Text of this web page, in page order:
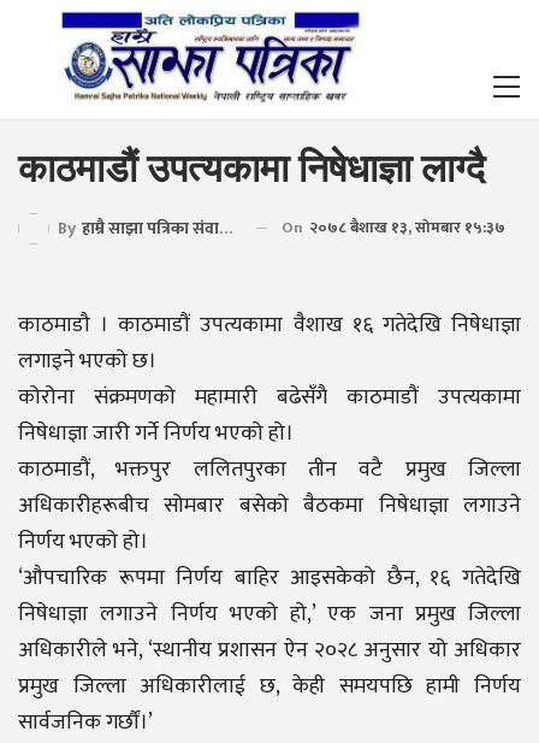
काठमाडौं उपत्यकामा निषेधाज्ञा लाग्दै
By हाम्रै साझा पत्रिका संवाददाता On २०७८ बैशाख १३, सोमबार १५:३७
काठमाडौ । काठमाडौं उपत्यकामा वैशाख १६ गतेदेखि निषेधाज्ञा
लगाइने भएको छ।
कोरोना संक्रमणको महामारी बढेसँगै काठमाडौं उपत्यकामा
निषेधाज्ञा जारी गर्ने निर्णय भएको हो।
काठमाडौं, भक्तपुर ललितपुरका तीन वटै प्रमुख जिल्ला
अधिकारीहरूबीच सोमबार बसेको बैठकमा निषेधाज्ञा लगाउने
निर्णय भएको हो।
‘औपचारिक रूपमा निर्णय बाहिर आइसकेको छैन, १६ गतेदेखि
निषेधाज्ञा लगाउने निर्णय भएको हो,’ एक जना प्रमुख जिल्ला
अधिकारीले भने, ‘स्थानीय प्रशासन ऐन २०२८ अनुसार यो अधिकार
प्रमुख जिल्ला अधिकारीलाई छ, केही समयपछि हामी निर्णय
सार्वजनिक गर्छौं।’